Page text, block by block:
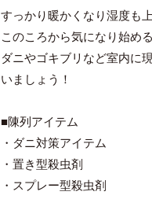
すっかり暖かくなり湿度も
このころから気になり始め
ダニやゴキブリなど室内に
いましょう！
■陳列アイテム
・ダニ対策アイテム
・置き型殺虫剤
・スプレー型殺虫剤